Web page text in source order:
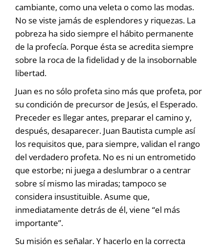
cambiante, como una veleta o como las modas.
No se viste jamás de esplendores y riquezas. La
pobreza ha sido siempre el hábito permanente
de la profecía. Porque ésta se acredita siempre
sobre la roca de la fidelidad y de la insobornable
libertad.
Juan es no sólo profeta sino más que profeta, por
su condición de precursor de Jesús, el Esperado.
Preceder es llegar antes, preparar el camino y,
después, desaparecer. Juan Bautista cumple así
los requisitos que, para siempre, validan el rango
del verdadero profeta. No es ni un entrometido
que estorbe; ni juega a deslumbrar o a centrar
sobre sí mismo las miradas; tampoco se
considera insustituible. Asume que,
inmediatamente detrás de él, viene “el más
importante”.
Su misión es señalar. Y hacerlo en la correcta